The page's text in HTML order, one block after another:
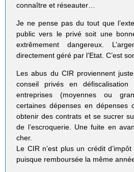
connaître et réseauter…
Je ne pense pas du tout que
public vers le privé soit une
extrêmement dangereux.
directement géré par l’Etat. C’est
Les abus du CIR proviennent
conseil privés en
entreprises (moyennes ou
certaines dépenses en dépenses
obtenir des contrats et se sucrer
de l’escroquerie. Une fuite en
cher.
Le CIR n’est plus un crédit
puisque remboursée la même